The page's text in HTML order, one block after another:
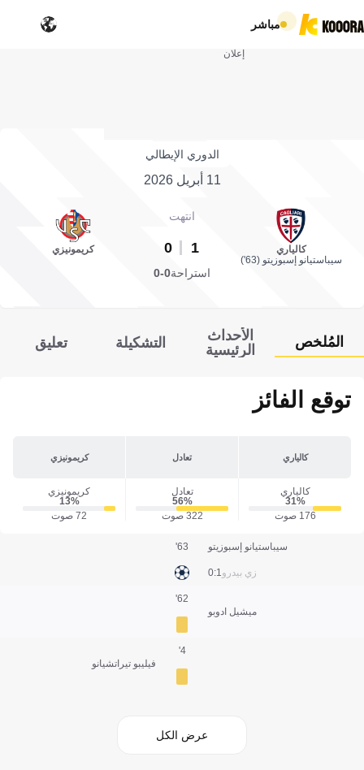
مباشر
إعلان
الدوري الإيطالي
11 أبريل 2026
كالياري
سيباستيانو إسبوزيتو (63')
انتهت
1
0 كريمونيزي
استراحة0-0
المُلخص
الأحداث
الرئيسية
التشكيلة تعليق
توقع الفائز
كالياري تعادل كريمونيزي
كالياري
31‎%‎
176 صوت
تعادل
56‎%‎
322 صوت
كريمونيزي
13‎%‎
72 صوت
سيباستيانو إسبوزيتو
زي بيدرو1:0
63'
ميشيل ادوبو
62'
فيليبو تيراتشيانو
4'
عرض الكل